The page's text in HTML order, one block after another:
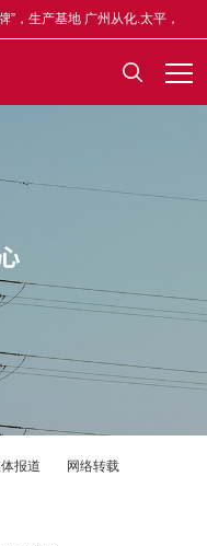
”，生产基地 广州从化.太平，
报奖5-50万元，举报电话
报道 网络转载